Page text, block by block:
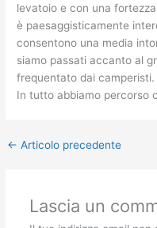
levatoio e con una
è paesaggisticamente
consentono una media
siamo passati accanto al
frequentato dai camperisti.
In tutto abbiamo percorso
← Articolo precedente
Lascia un